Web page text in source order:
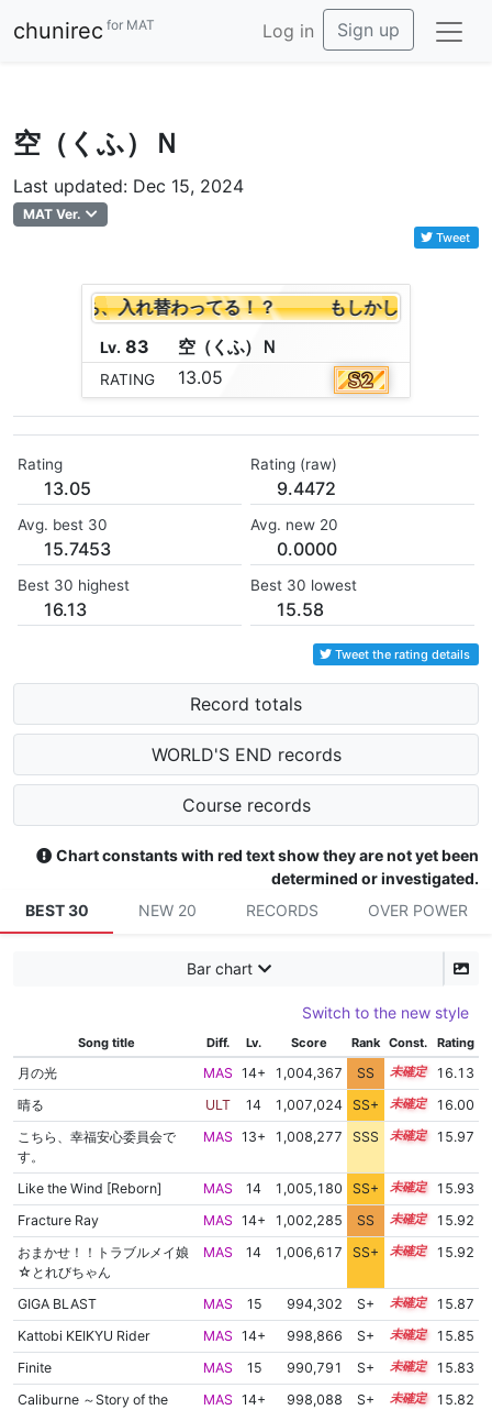
chunirec for MAT Log in Sign up
空（くふ）Ｎ
Last updated: Dec 15, 2024
MAT Ver.
Tweet
、私たち、入れ替わってる！？ もしかして、私たち
Lv. 83 空（くふ） Ｎ
RATING 13.05
Rating
13.05
Rating (raw)
9.4472
Avg. best 30
15.7453
Avg. new 20
0.0000
Best 30 highest
16.13
Best 30 lowest
15.58
Tweet the rating details
Record totals
WORLD'S END records
Course records
Chart constants with red text show they are not yet been
determined or investigated.
BEST 30
NEW 20 RECORDS OVER POWER
Bar chart
Switch to the new style
Song title Diff. Lv. Score Rank Const. Rating
月の光 MAS 14+ 1,004,367 SS 14.7
16.13
晴る
ULT 14 1,007,024 SS+ 14.1
16.00
こちら、幸福安心委員会で
す。
MAS 13+ 1,008,277 SSS 13.9 15.97
Like the Wind [Reborn] MAS 14 1,005,180 SS+ 14.4
15.93
Fracture Ray
MAS 14+ 1,002,285 SS 14.7
15.92
おまかせ！！トラブルメイ娘
☆とれびちゃん
MAS 14 1,006,617 SS+ 14.1 15.92
GIGA BLAST MAS 15 994,302 S+ 15.1
15.87
Kattobi KEIKYU Rider
MAS 14+ 998,866 S+ 14.9
15.85
Finite
MAS 15 990,791 S+ 15.2
15.83
Caliburne ～Story of the
MAS 14+ 998,088 S+ 14.9 15.82